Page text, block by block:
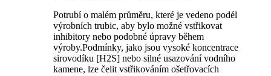
Potrubí o malém průměru, které je vedeno podél
výrobních trubic, aby bylo možné vstřikovat
inhibitory nebo podobné úpravy během
výroby.Podmínky, jako jsou vysoké koncentrace
sirovodíku [H2S] nebo silné usazování vodního
kamene, lze čelit vstřikováním ošetřovacích